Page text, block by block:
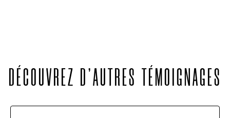
DÉCOUVREZ D'AUTRES TÉMOIGNAGES